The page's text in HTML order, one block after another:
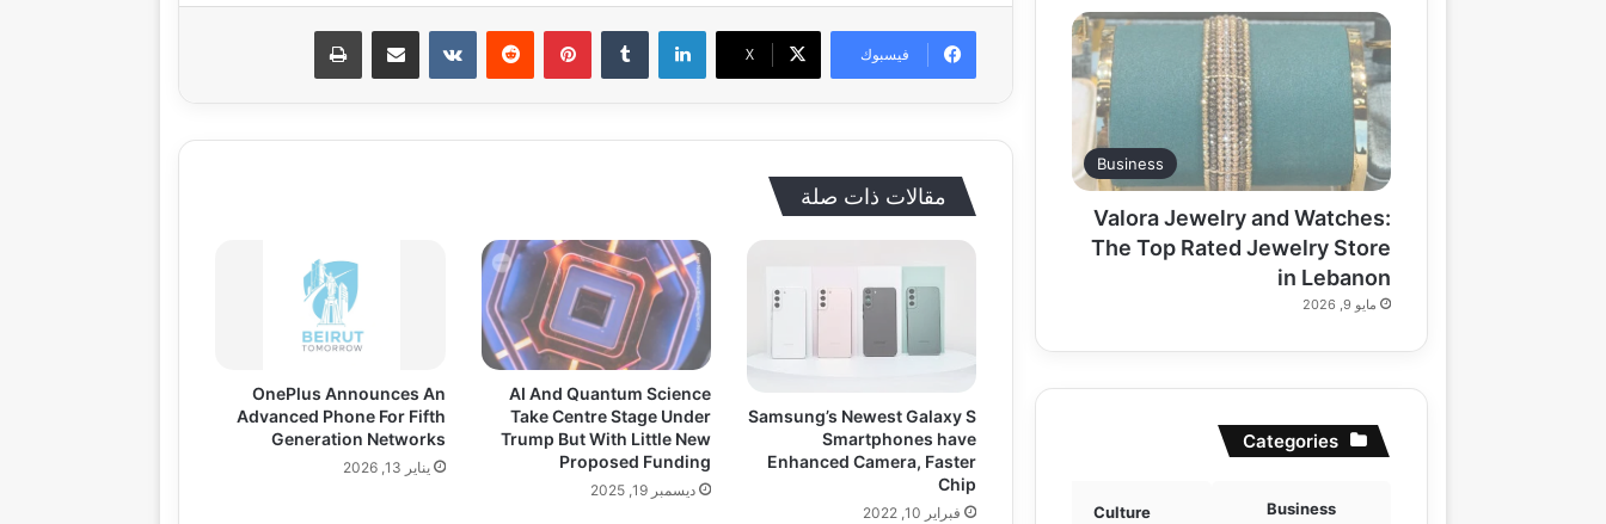
فيسبوك ‫X
لينكدإن ‏Tumblr بينتيريست
‏Reddit
‏VKontakte مشاركة عبر البريد طباعة
مقالات ذات صلة
Samsung’s Newest Galaxy S
Smartphones have
Enhanced Camera, Faster
Chip
فبراير 10, 2022
AI And Quantum Science
Take Centre Stage Under
Trump But With Little New
Proposed Funding
ديسمبر 19, 2025
OnePlus Announces An
Advanced Phone For Fifth
Generation Networks
يناير 13, 2026
Business
Valora Jewelry and Watches:
The Top Rated Jewelry Store
in Lebanon
مايو 9, 2026
Categories
Business
Culture
Education